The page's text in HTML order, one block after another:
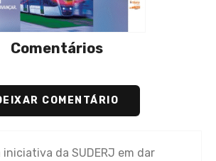
Comentários
COMENTÁRIO
da SUDERJ em dar